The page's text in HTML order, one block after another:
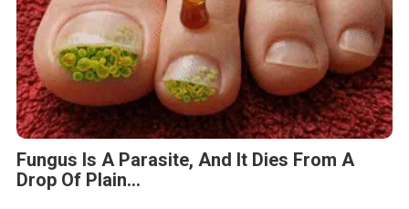
Fungus Is A Parasite, And It Dies From A
Drop Of Plain...